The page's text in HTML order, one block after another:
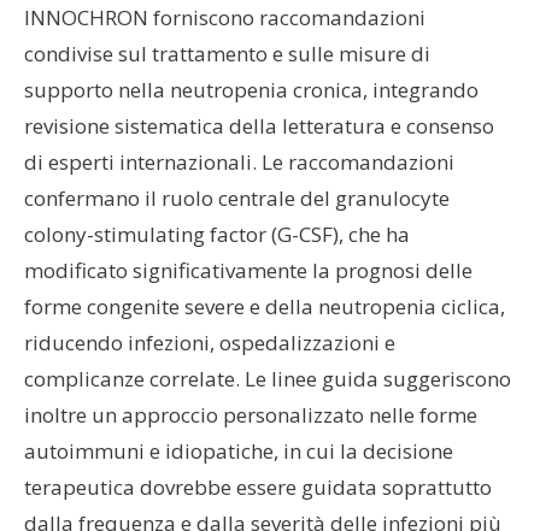
INNOCHRON forniscono raccomandazioni
condivise sul trattamento e sulle misure di
supporto nella neutropenia cronica, integrando
revisione sistematica della letteratura e consenso
di esperti internazionali. Le raccomandazioni
confermano il ruolo centrale del granulocyte
colony-stimulating factor (G-CSF), che ha
modificato significativamente la prognosi delle
forme congenite severe e della neutropenia ciclica,
riducendo infezioni, ospedalizzazioni e
complicanze correlate. Le linee guida suggeriscono
inoltre un approccio personalizzato nelle forme
autoimmuni e idiopatiche, in cui la decisione
terapeutica dovrebbe essere guidata soprattutto
dalla frequenza e dalla severità delle infezioni più